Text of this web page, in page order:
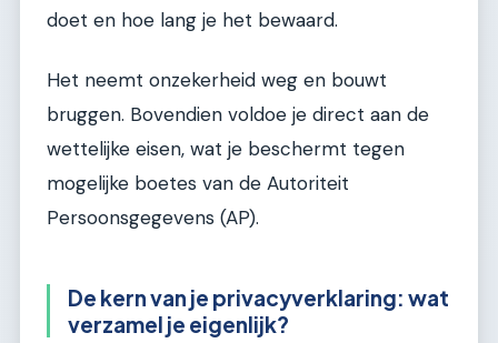
doet en hoe lang je het bewaard.
Het neemt onzekerheid weg en bouwt
bruggen. Bovendien voldoe je direct aan de
wettelijke eisen, wat je beschermt tegen
mogelijke boetes van de Autoriteit
Persoonsgegevens (AP).
De kern van je privacyverklaring: wat
verzamel je eigenlijk?